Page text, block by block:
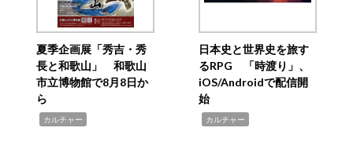
夏季企画展「秀吉・秀
長と和歌山」 和歌山
市立博物館で8月8日か
ら
カルチャー
日本史と世界史を旅す
るRPG 「時渡り」、
iOS/Androidで配信開
始
カルチャー